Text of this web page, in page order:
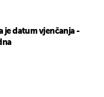
je datum vjenčanja -